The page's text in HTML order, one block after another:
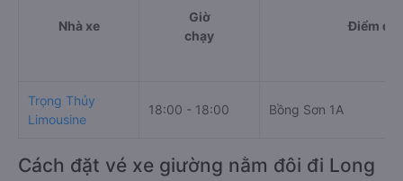
Nhà xe
Giờ
chạy
Điểm đi
Trọng Thủy
Limousine
18:00 - 18:00 Bồng Sơn 1A
Cách đặt vé xe giường nằm đôi đi Long